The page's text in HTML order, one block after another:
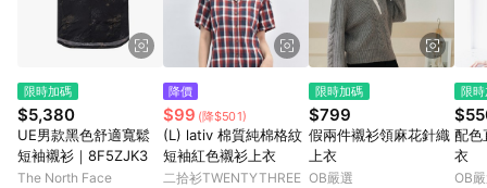
限時加碼
$5,380
UE男款黑色舒適寬鬆
短袖襯衫｜8F5ZJK3
The North Face
降價
$99 (降$501)
(L) lativ 棉質純棉格紋
短袖紅色襯衫上衣
二拾衫TWENTYTHREE
限時加碼
$799
假兩件襯衫領麻花針織
上衣
OB嚴選
限
配色
衣
OB